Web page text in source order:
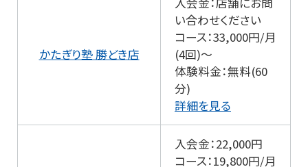
かたぎり塾 勝どき店
い合わせください
コース：33,000円/月
(4回)～
体験料金：無料(60
分)
詳細を見る
入会金：22,000円
コース：19,800円/月